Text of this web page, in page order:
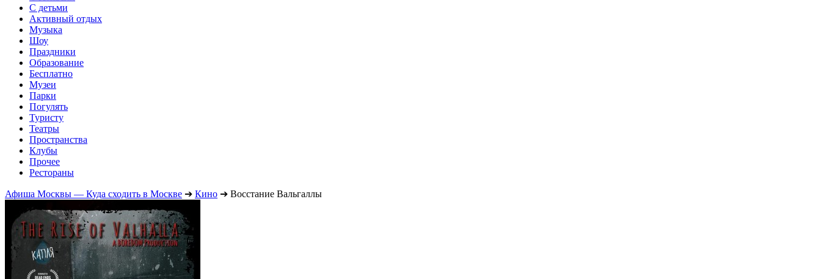
С детьми
Активный отдых
Музыка
Шоу
Праздники
Образование
Бесплатно
Музеи
Парки
Погулять
Туристу
Театры
Пространства
Клубы
Прочее
Рестораны
Афиша Москвы — Куда сходить в Москве ➔ Кино ➔ Восстание Вальгаллы